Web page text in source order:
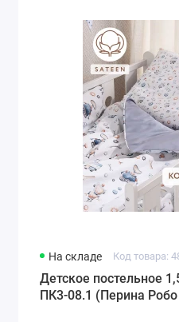
На складе Код товара:
Детское постельное
ПК3-08.1 (Перина